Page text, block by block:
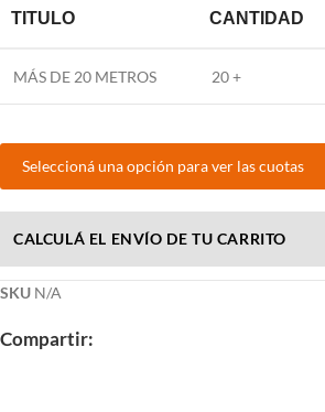
TITULO CANTIDAD
MÁS DE 20 METROS 20 +
Seleccioná una opción para ver las cuotas
CALCULÁ EL ENVÍO DE TU CARRITO
SKU N/A
Compartir: